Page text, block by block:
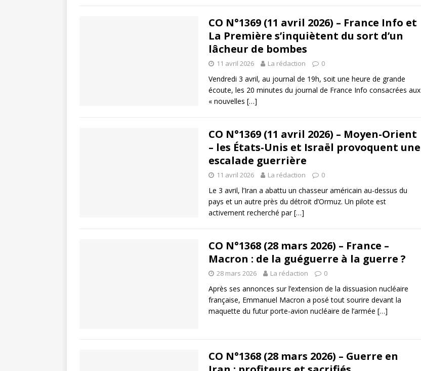
CO N°1369 (11 avril 2026) – France Info et
La Première s’inquiètent du sort d’un
lâcheur de bombes
11 avril 2026 La rédaction 0
Vendredi 3 avril, au journal de 19h, soit une heure de grande
écoute, les 20 minutes du journal de France Info consacrées aux
« nouvelles […]
CO N°1369 (11 avril 2026) – Moyen-Orient
– les États-Unis et Israël provoquent une
escalade guerrière
11 avril 2026 La rédaction 0
Le 3 avril, l’Iran a abattu un chasseur américain au-dessus du
pays et un autre près du détroit d’Ormuz. Un pilote est
activement recherché par[…]
CO N°1368 (28 mars 2026) – France –
Macron : de la guéguerre à la guerre ?
28 mars 2026 La rédaction 0
Après ses annonces sur l’extension de la dissuasion nucléaire
française, Emmanuel Macron a posé tout sourire devant la
maquette du futur porte-avion nucléaire de l’armée […]
CO N°1368 (28 mars 2026) – Guerre en